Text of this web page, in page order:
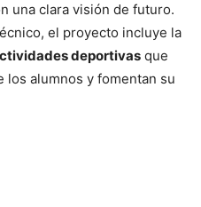
una clara visión de futuro.
el proyecto incluye la
deportivas que
alumnos y fomentan su